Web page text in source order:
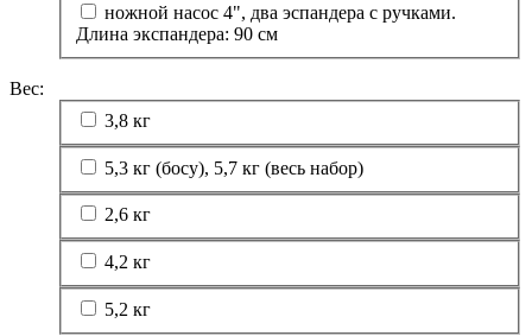
ножной насос 4", два эспандера с ручками.
Длина экспандера: 90 см
Вес:
3,8 кг
5,3 кг (босу), 5,7 кг (весь набор)
2,6 кг
4,2 кг
5,2 кг